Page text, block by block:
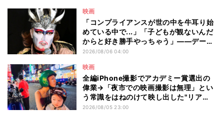
映画
「コンプライアンスが世の中を牛耳り始
めている中で...」「子どもが観ないんだ
からと好き勝手やっちゃう」――デーモ
ン閣下が語る映画『レディ・オア・ノッ
2026/08/06 04:00
映画
全編iPhone撮影でアカデミー賞選出の
偉業→「夜市での映画撮影は無理」とい
う常識をはねのけて映し出した"リア
ル"とは――ツォウ監督が語る映画『左
2026/08/05 23:00